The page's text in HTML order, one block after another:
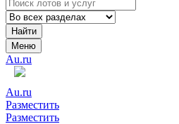
Найти
Меню
Au.ru
Au.ru
Разместить
Разместить